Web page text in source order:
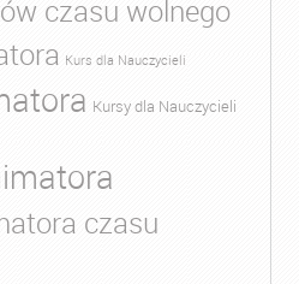
czasu wolnego
Kurs dla Nauczycieli
Kursy dla Nauczycieli
czasu